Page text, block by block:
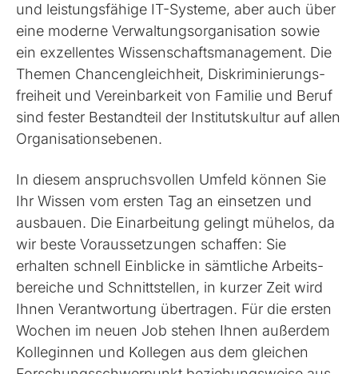
und leistungs­fähige IT-Systeme, aber auch über
eine moderne Verwaltungs­organisation sowie
ein exzellentes Wissenschafts­management. Die
Themen Chancen­gleichheit, Diskriminierungs­
freiheit und Vereinbarkeit von Familie und Beruf
sind fester Bestand­teil der Instituts­kultur auf allen
Organisations­ebenen.
In diesem anspruchs­vollen Umfeld können Sie
Ihr Wissen vom ersten Tag an einsetzen und
ausbauen. Die Ein­arbeitung gelingt mühelos, da
wir beste Voraus­setzungen schaffen: Sie
erhalten schnell Einblicke in sämtliche Arbeits­
bereiche und Schnitt­stellen, in kurzer Zeit wird
Ihnen Ver­antwortung übertragen. Für die ersten
Wochen im neuen Job stehen Ihnen außerdem
Kolleginnen und Kollegen aus dem gleichen